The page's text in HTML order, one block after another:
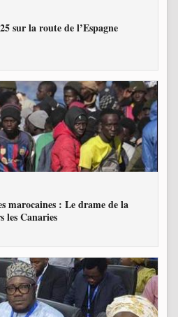
sur la route de l’Espagne
marocaines : Le drame de la
les Canaries